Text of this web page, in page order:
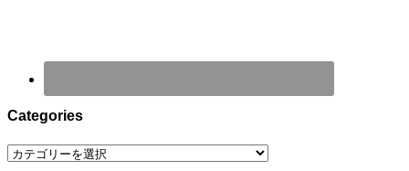
Categories
Categories